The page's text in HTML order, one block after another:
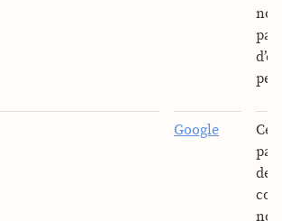
pas
Google
Ce
par
de